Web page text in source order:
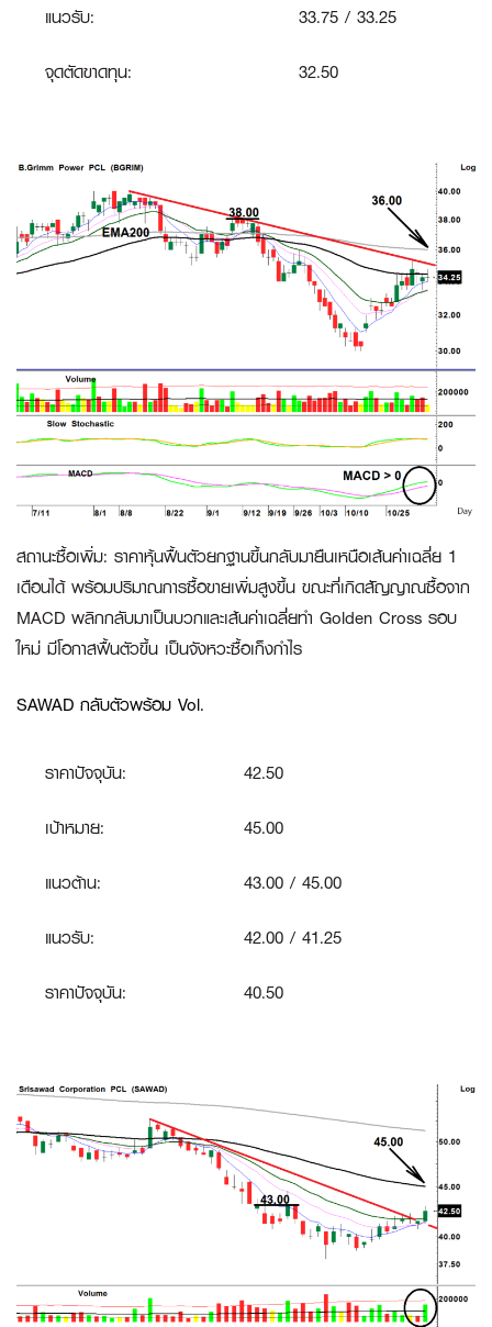
แนวรับ:
33.75 / 33.25
จุดตัดขาดทุน:
32.50
สถานะซื้อเพิ่ม: ราคาหุ้นฟื้นตัวยกฐานขึ้นกลับมายืนเหนือเส้นค่าเฉลี่ย 1
เดือนได้ พร้อมปริมาณการซื้อขายเพิ่มสูงขึ้น ขณะที่เกิดสัญญาณซื้อจาก
MACD พลิกกลับมาเป็นบวกและเส้นค่าเฉลี่ยทำ Golden Cross รอบ
ใหม่ มีโอกาสฟื้นตัวขึ้น เป็นจังหวะซื้อเก็งกำไร
SAWAD กลับตัวพร้อม Vol.
ราคาปัจจุบัน:
42.50
เป้าหมาย:
45.00
แนวต้าน:
43.00 / 45.00
แนวรับ:
42.00 / 41.25
ราคาปัจจุบัน:
40.50